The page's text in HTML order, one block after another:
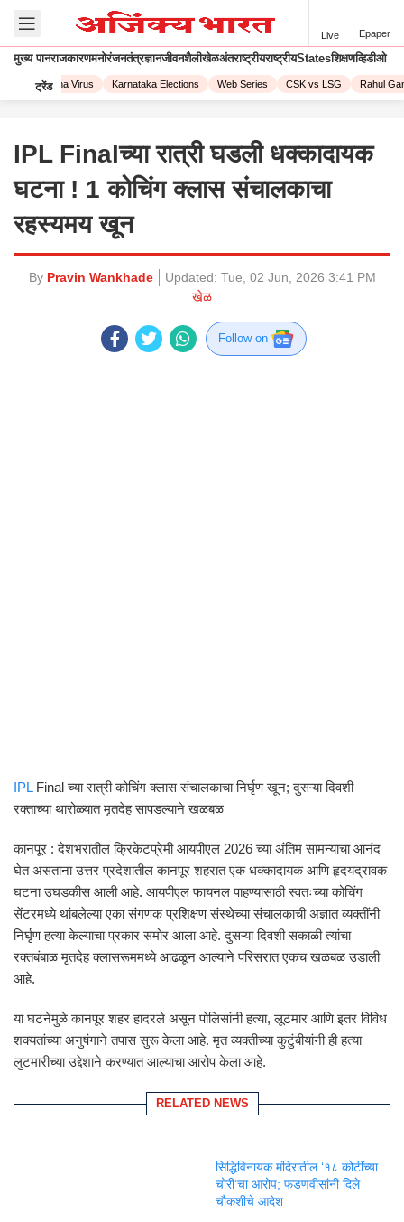
Live Epaper
मुख्य पानराजकारणमनोरंजनतंत्रज्ञानजीवनशैलीखेळअंतराष्ट्रीयराष्ट्रीयStatesशिक्षणव्हिडीओ
ट्रेंड
Corona Virus Karnataka Elections Web Series CSK vs LSG Rahul
IPL Finalच्या रात्री घडली धक्कादायक
घटना ! 1 कोचिंग क्लास संचालकाचा
रहस्यमय खून
By Pravin Wankhade Updated: Tue, 02 Jun, 2026 3:41 PM
खेळ
Follow on
IPLFinal च्या रात्री कोचिंग क्लास संचालकाचा निर्घृण खून; दुसऱ्या दिवशी
रक्ताच्या थारोळ्यात मृतदेह सापडल्याने खळबळ
कानपूर : देशभरातील क्रिकेटप्रेमी आयपीएल 2026 च्या अंतिम सामन्याचा आनंद
घेत असताना उत्तर प्रदेशातील कानपूर शहरात एक धक्कादायक आणि हृदयद्रावक
घटना उघडकीस आली आहे. आयपीएल फायनल पाहण्यासाठी स्वतःच्या कोचिंग
सेंटरमध्ये थांबलेल्या एका संगणक प्रशिक्षण संस्थेच्या संचालकाची अज्ञात व्यक्तींनी
निर्घृण हत्या केल्याचा प्रकार समोर आला आहे. दुसऱ्या दिवशी सकाळी त्यांचा
रक्तबंबाळ मृतदेह क्लासरूममध्ये आढळून आल्याने परिसरात एकच खळबळ उडाली
आहे.
या घटनेमुळे कानपूर शहर हादरले असून पोलिसांनी हत्या, लूटमार आणि इतर विविध
शक्यतांच्या अनुषंगाने तपास सुरू केला आहे. मृत व्यक्तीच्या कुटुंबीयांनी ही हत्या
लुटमारीच्या उद्देशाने करण्यात आल्याचा आरोप केला आहे.
RELATED NEWS
सिद्धिविनायक मंदिरातील ‘१८ कोटींच्या
चोरी’चा आरोप; फडणवीसांनी दिले
चौकशीचे आदेश